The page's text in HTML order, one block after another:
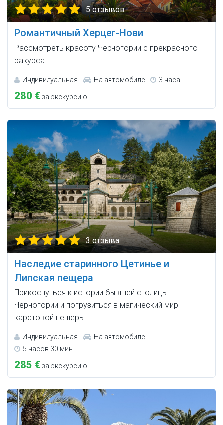
5 отзывов
Романтичный Херцег-Нови
Рассмотреть красоту Черногории с прекрасного
ракурса.
Индивидуальная На автомобиле 3 часа
280 €за экскурсию
3 отзыва
Наследие старинного Цетинье и
Липская пещера
Прикоснуться к истории бывшей столицы
Черногории и погрузиться в магический мир
карстовой пещеры.
Индивидуальная
На автомобиле
5 часов 30 мин.
285 €за экскурсию